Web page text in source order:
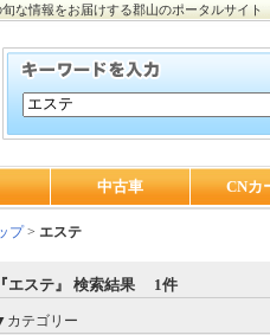
な情報をお届けする郡山のポータルサイト
中古車 CNカ
プ> エステ
『エステ』 検索結果 1件
カテゴリー